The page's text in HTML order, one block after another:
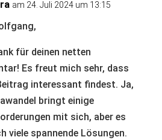
am 24. Juli 2024 um 13:15
für deinen netten
Es freut mich sehr, dass
interessant findest. Ja,
bringt einige
mit sich, aber es
viele spannende Lösungen.